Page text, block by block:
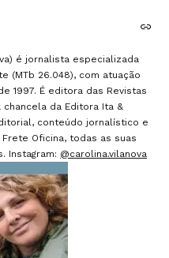
é jornalista especializada
(MTb 26.048), com atuação
1997. É editora das Revistas
da Editora Ita &
conteúdo jornalístico e
Oficina, todas as suas
Instagram: @carolina.vilanova